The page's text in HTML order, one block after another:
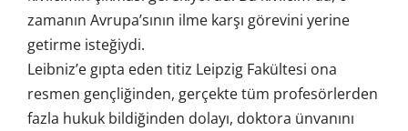
zamanın Avrupa’sının ilme karşı görevini yerine
getirme isteğiydi.
Leibniz’e gıpta eden titiz Leipzig Fakültesi ona
resmen gençliğinden, gerçekte tüm profesörlerden
fazla hukuk bildiğinden dolayı, doktora ünvanını